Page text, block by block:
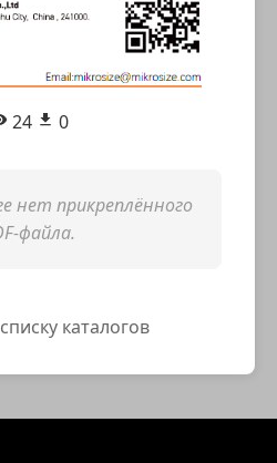
24 0
нет прикреплённого
файла.
каталогов